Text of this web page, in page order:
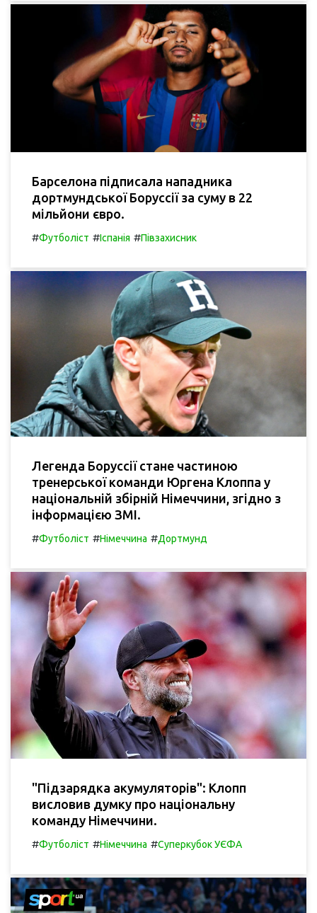
Барселона підписала нападника
дортмундської Боруссії за суму в 22
мільйони євро.
#Футболіст #Іспанія #Півзахисник
Легенда Боруссії стане частиною
тренерської команди Юргена Клоппа у
національній збірній Німеччини, згідно з
інформацією ЗМІ.
#Футболіст #Німеччина #Дортмунд
"Підзарядка акумуляторів": Клопп
висловив думку про національну
команду Німеччини.
#Футболіст #Німеччина #Суперкубок УЄФА